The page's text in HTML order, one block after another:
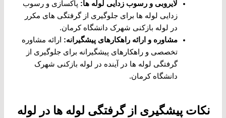
لایروبی و رسوب زدایی لوله ها: پاکسازی و رسوب
زدایی لوله ها برای جلوگیری از گرفتگی های مکرر
در لوله بازکنی شهرک دانشگاه کرمان.
مشاوره و ارائه راهکارهای پیشگیرانه: ارائه مشاوره
تخصصی و راهکارهای پیشگیرانه برای جلوگیری از
گرفتگی لوله ها در آینده در لوله بازکنی شهرک
دانشگاه کرمان.
نکات پیشگیری از گرفتگی لوله ها در لوله